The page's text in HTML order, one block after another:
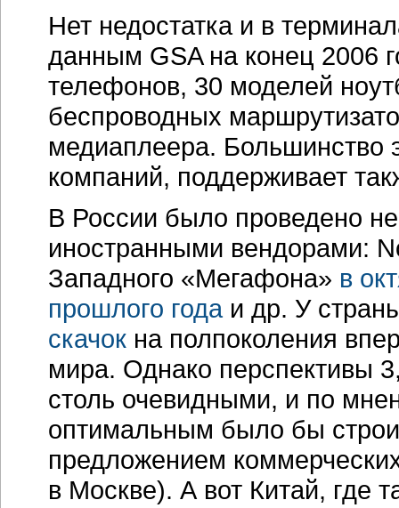
Нет недостатка и в
данным GSA на конец 2006
телефонов, 30 моделей
беспроводных
медиаплеера. Большинство
компаний, поддерживает
В России было проведено
иностранными вендорами:
Западного «Мегафона» в
прошлого годаи др. У
скачок на полпоколения
мира. Однако перспективы
столь очевидными, и по
оптимальным было бы
предложением
в Москве). А вот Китай, где